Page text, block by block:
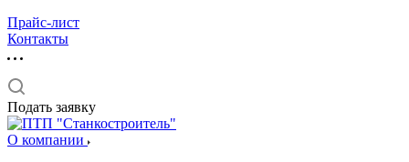
Прайс-лист
Контакты
Подать заявку
О компании